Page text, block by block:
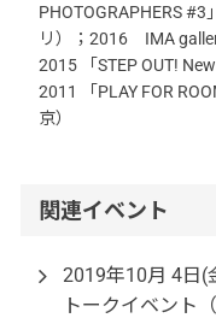
PHOTOGRAPHERS
リ）；2016 IMA
2015 「STEP OUT!
2011 「PLAY FOR
京）
関連イベント
2019年10月 4日
トークイベント